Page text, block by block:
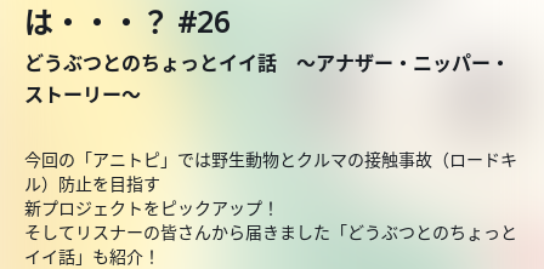
は・・・？ #26
どうぶつとのちょっとイイ話 ～アナザー・ニッパー・
ストーリー～
今回の「アニトピ」では野生動物とクルマの接触事故（ロードキ
ル）防止を目指す
新プロジェクトをピックアップ！
そしてリスナーの皆さんから届きました「どうぶつとのちょっと
イイ話」も紹介！